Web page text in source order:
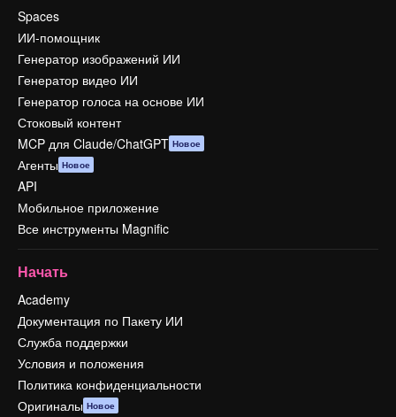
Spaces
ИИ-помощник
Генератор изображений ИИ
Генератор видео ИИ
Генератор голоса на основе ИИ
Стоковый контент
MCP для Claude/ChatGPT Новое
Агенты Новое
API
Мобильное приложение
Все инструменты Magnific
Начать
Academy
Документация по Пакету ИИ
Служба поддержки
Условия и положения
Политика конфиденциальности
Оригиналы Новое